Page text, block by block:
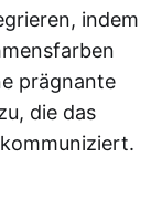
indem
prägnante
die das